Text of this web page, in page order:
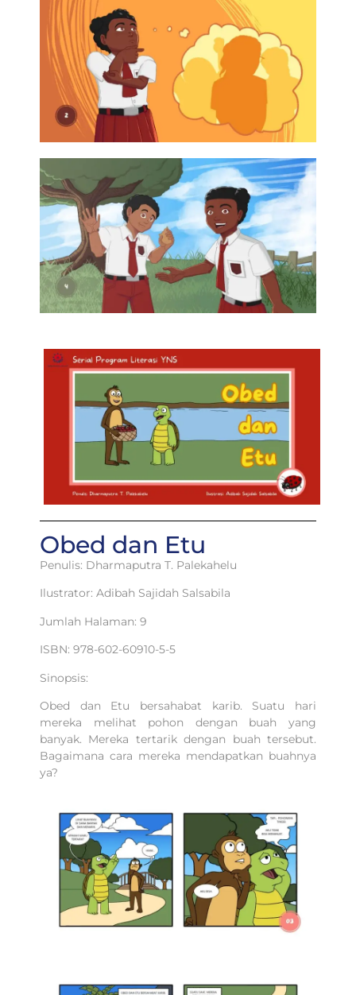
Obed dan Etu
Penulis: Dharmaputra T. Palekahelu
Ilustrator: Adibah Sajidah Salsabila
Jumlah Halaman: 9
ISBN: 978-602-60910-5-5
Sinopsis:
Obed dan Etu bersahabat karib. Suatu hari
mereka melihat pohon dengan buah yang
banyak. Mereka tertarik dengan buah tersebut.
Bagaimana cara mereka mendapatkan buahnya
ya?